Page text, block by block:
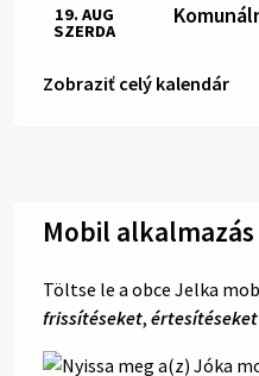
19. AUG
SZERDA
Zobraziť celý kalendár
Mobil alkalmazás
Töltse le a obce Jelka
frissítéseket, értesítéseket